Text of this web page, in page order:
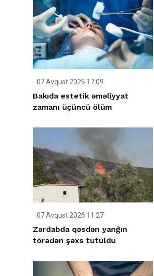
07 Avqust 2026 17:09
Bakıda estetik əməliyyat
zamanı üçüncü ölüm
07 Avqust 2026 11:27
Zərdabda qəsdən yanğın
törədən şəxs tutuldu